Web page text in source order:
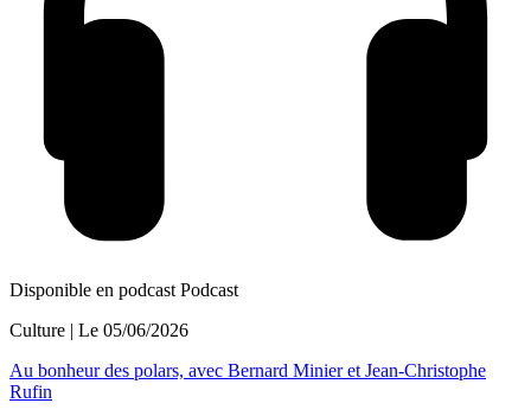
Disponible en podcast Podcast
Culture | Le 05/06/2026
Au bonheur des polars, avec Bernard Minier et Jean-Christophe
Rufin